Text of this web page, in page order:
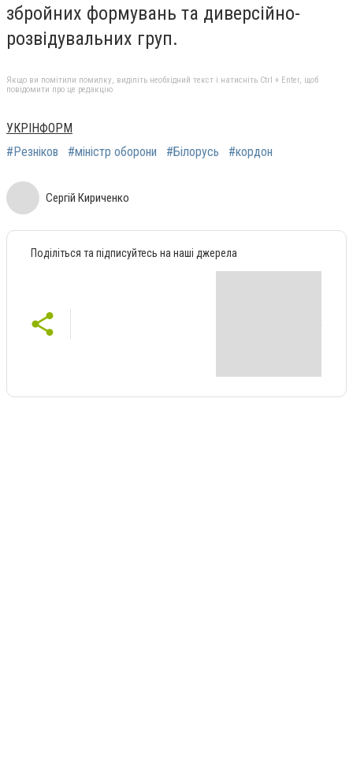
збройних формувань та диверсійно-
розвідувальних груп.
Якщо ви помітили помилку, виділіть необхідний текст і натисніть Ctrl + Enter, щоб
повідомити про це редакцію
УКРІНФОРМ
#Резніков
#міністр оборони #Білорусь #кордон
Сергій Кириченко
Поділіться та підписуйтесь на наші джерела